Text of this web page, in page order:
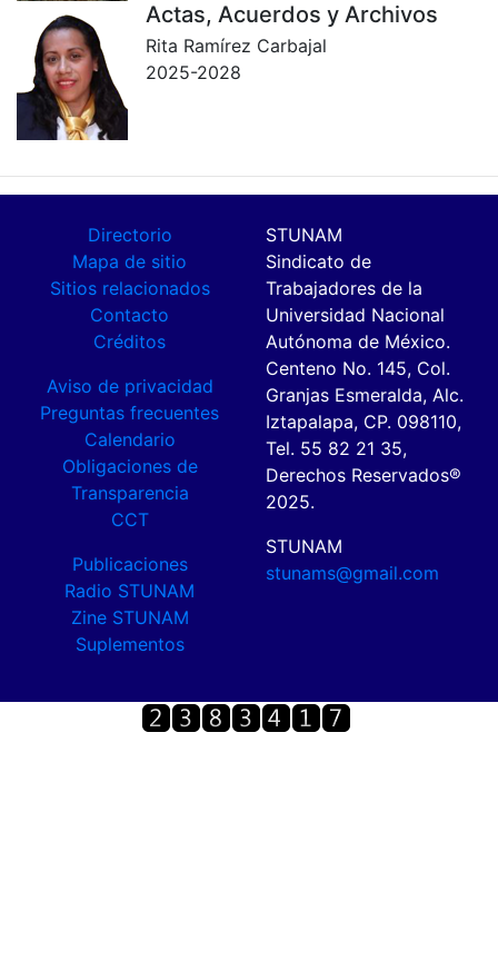
Actas, Acuerdos y Archivos
Rita Ramírez Carbajal
2025-2028
Directorio
Mapa de sitio
Sitios relacionados
Contacto
Créditos
Aviso de privacidad
Preguntas frecuentes
Calendario
Obligaciones de
Transparencia
CCT
Publicaciones
Radio STUNAM
Zine STUNAM
Suplementos
STUNAM
Sindicato de
Trabajadores de la
Universidad Nacional
Autónoma de México.
Centeno No. 145, Col.
Granjas Esmeralda, Alc.
Iztapalapa, CP. 098110,
Tel. 55 82 21 35,
Derechos Reservados®
2025.
STUNAM
stunams@gmail.com